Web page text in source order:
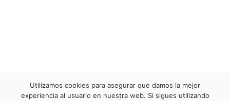
Utilizamos cookies para asegurar que damos la mejor
experiencia al usuario en nuestra web. Si sigues utilizando